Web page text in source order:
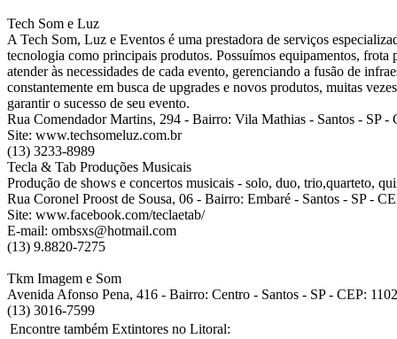
Tech Som e Luz
A Tech Som, Luz e Eventos é uma prestadora de serviços
tecnologia como principais produtos. Possuímos equipamentos,
atender às necessidades de cada evento, gerenciando a fusão de
constantemente em busca de upgrades e novos produtos, muitas
garantir o sucesso de seu evento.
Rua Comendador Martins, 294 - Bairro: Vila Mathias - Santos - SP -
Site: www.techsomeluz.com.br
(13) 3233-8989
Tecla & Tab Produções Musicais
Produção de shows e concertos musicais - solo, duo, trio,quarteto,
Rua Coronel Proost de Sousa, 06 - Bairro: Embaré - Santos - SP -
Site: www.facebook.com/teclaetab/
E-mail: ombsxs@hotmail.com
(13) 9.8820-7275
Tkm Imagem e Som
Avenida Afonso Pena, 416 - Bairro: Centro - Santos - SP - CEP:
(13) 3016-7599
Encontre também Extintores no Litoral: